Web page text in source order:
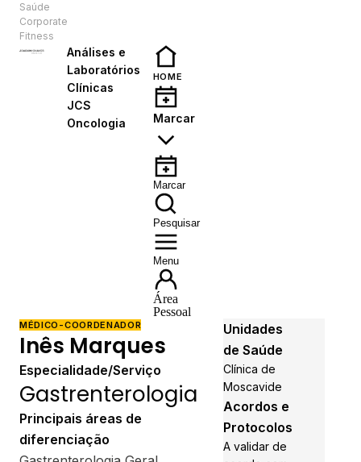
Saúde
Corporate
Fitness
Análises e
Laboratórios
Clínicas
JCS
Oncologia
HOME
Marcar
Marcar
Pesquisar
Menu
Área
Pessoal
MÉDICO-COORDENADOR
Inês Marques
Especialidade/Serviço
Gastrenterologia
Principais áreas de
diferenciação
Unidades
de Saúde
Clínica de
Moscavide
Acordos e
Protocolos
A validar de